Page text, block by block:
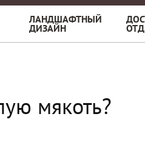
ЛАНДШАФТНЫЙ
ДИЗАЙН
мякоть?